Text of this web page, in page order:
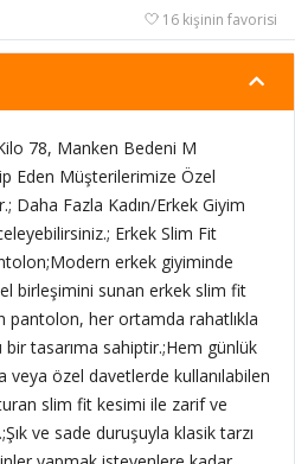
16 kişinin favorisi
78, Manken Bedeni M
Eden Müşterilerimize Özel
Daha Fazla Kadın/Erkek Giyim
Erkek Slim Fit
erkek giyiminde
birleşimini sunan erkek slim fit
pantolon, her ortamda rahatlıkla
tasarıma sahiptir.;Hem günlük
veya özel davetlerde kullanılabilen
slim fit kesimi ile zarif ve
ve sade duruşuyla klasik tarzı